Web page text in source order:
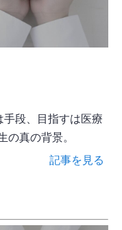
手段、目指すは医療
真の背景。
記事を見る